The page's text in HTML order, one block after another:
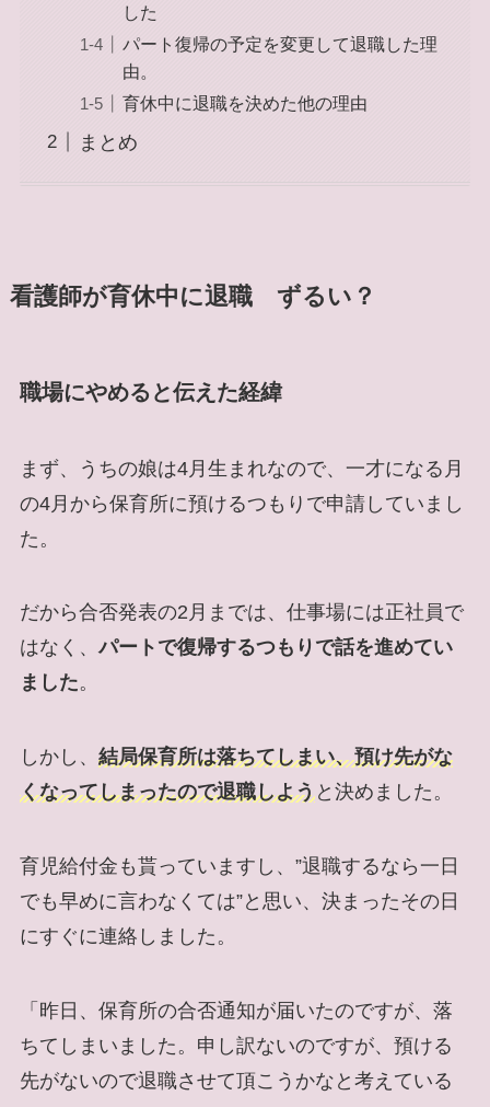
した
パート復帰の予定を変更して退職した理
由。
育休中に退職を決めた他の理由
まとめ
看護師が育休中に退職 ずるい？
職場にやめると伝えた経緯
まず、うちの娘は4月生まれなので、一才になる月
の4月から保育所に預けるつもりで申請していまし
た。
だから合否発表の2月までは、仕事場には正社員で
はなく、パートで復帰するつもりで話を進めてい
ました。
しかし、 結局保育所は落ちてしまい、預け先がな
くなってしまったので退職しようと決めました。
育児給付金も貰っていますし、”退職するなら一日
でも早めに言わなくては”と思い、決まったその日
にすぐに連絡しました。
「昨日、保育所の合否通知が届いたのですが、落
ちてしまいました。申し訳ないのですが、預ける
先がないので退職させて頂こうかなと考えている